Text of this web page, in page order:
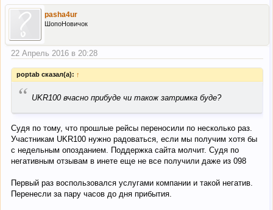
pasha4ur
ШопоНовичок
22 Апрель 2016 в 20:28
poptab сказал(а): ↑
“ UKR100 вчасно прибуде чи також затримка буде?
Судя по тому, что прошлые рейсы переносили по несколько раз.
Участникам UKR100 нужно радоваться, если мы получим хотя бы
с недельным опозданием. Поддержка сайта молчит. Судя по
негативным отзывам в инете еще не все получили даже из 098
Первый раз воспользовался услугами компании и такой негатив.
Перенесли за пару часов до дня прибытия.